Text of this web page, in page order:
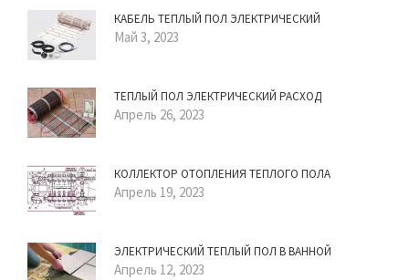
КАБЕЛЬ ТЕПЛЫЙ ПОЛ ЭЛЕКТРИЧЕСКИЙ
Май 3, 2023
ТЕПЛЫЙ ПОЛ ЭЛЕКТРИЧЕСКИЙ РАСХОД
Апрель 26, 2023
КОЛЛЕКТОР ОТОПЛЕНИЯ ТЕПЛОГО ПОЛА
Апрель 19, 2023
ЭЛЕКТРИЧЕСКИЙ ТЕПЛЫЙ ПОЛ В ВАННОЙ
Апрель 12, 2023